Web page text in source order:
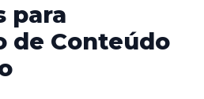
para
de Conteúdo